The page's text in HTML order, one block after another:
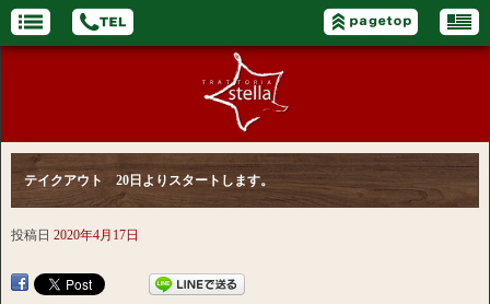
テイクアウト 20日よりスタートします。
投稿日 2020年4月17日